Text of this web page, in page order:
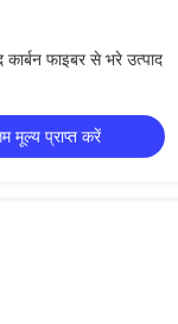
कार्बन फाइबर से भरे उत्पाद
मूल्य प्राप्त करें